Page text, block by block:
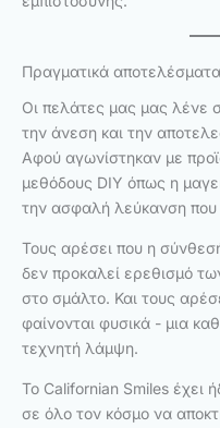
Πραγματικά
Οι πελάτες μας μας λένε
την άνεση και την
Αφού αγωνίστηκαν με
μεθόδους DIY όπως η
την ασφαλή λεύκανση που
Τους αρέσει που η
δεν προκαλεί ερεθισμό
στο σμάλτο. Και τους
φαίνονται φυσικά - μια
τεχνητή λάμψη.
Το Californian Smiles έχει
σε όλο τον κόσμο να